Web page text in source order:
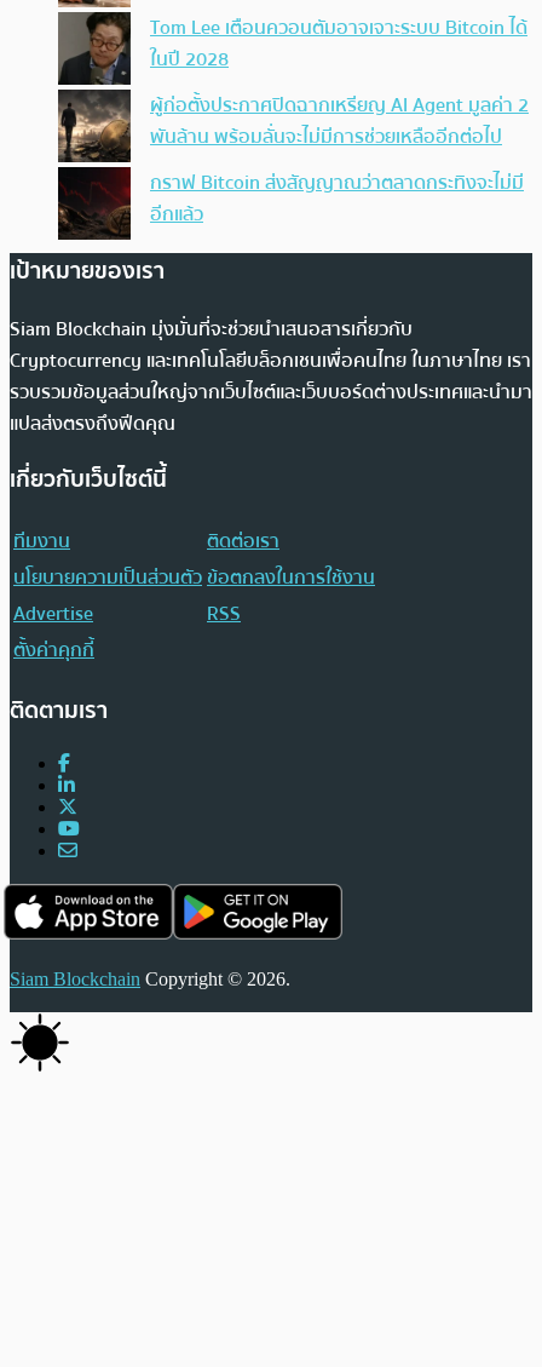
Tom Lee เตือนควอนตัมอาจเจาะระบบ Bitcoin ได้
ในปี 2028
ผู้ก่อตั้งประกาศปิดฉากเหรียญ AI Agent มูลค่า 2
พันล้าน พร้อมลั่นจะไม่มีการช่วยเหลืออีกต่อไป
กราฟ Bitcoin ส่งสัญญาณว่าตลาดกระทิงจะไม่มี
อีกแล้ว
เป้าหมายของเรา
Siam Blockchain มุ่งมั่นที่จะช่วยนำเสนอสารเกี่ยวกับ
Cryptocurrency และเทคโนโลยีบล็อกเชนเพื่อคนไทย ในภาษาไทย เรา
รวบรวมข้อมูลส่วนใหญ่จากเว็บไซต์และเว็บบอร์ดต่างประเทศและนำมา
แปลส่งตรงถึงฟีดคุณ
เกี่ยวกับเว็บไซต์นี้
ทีมงาน
ติดต่อเรา
นโยบายความเป็นส่วนตัวข้อตกลงในการใช้งาน
Advertise
RSS
ตั้งค่าคุกกี้
ติดตามเรา
Siam Blockchain Copyright © 2026.